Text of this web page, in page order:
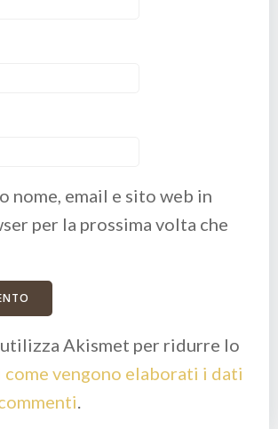
nome, email e sito web in
per la prossima volta che
Akismet per ridurre lo
come vengono elaborati i dati
.